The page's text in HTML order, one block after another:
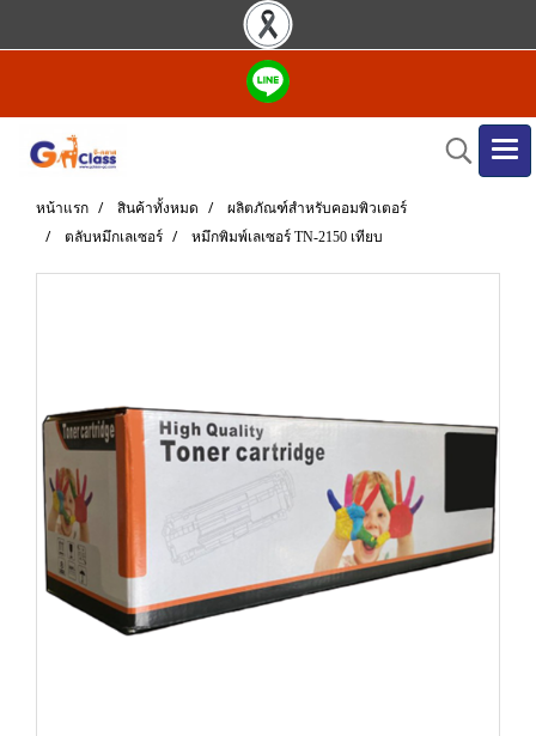
หน้าแรก สินค้าทั้งหมด
ผลิตภัณฑ์สำหรับคอมพิวเตอร์
ตลับหมึกเลเซอร์
หมึกพิมพ์เลเซอร์ TN-2150 เทียบ